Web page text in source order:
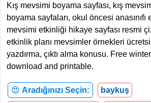
Kış mevsimi boyama sayfası, kış
boyama sayfaları, okul öncesi anasınıfı
mevsimi etkinliği hikaye sayfası resmi
etkinlik planı mevsimler örnekleri
yazdırma, çıktı alma konusu. Free
download and printable.
😍 Aradığınızı Seçin: baykuş